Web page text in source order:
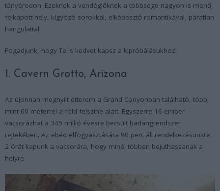
tányérodon. Ezeknek a vendéglőknek a többsége nagyon is menő,
felkapott hely, kígyózó sorokkal, elképesztő romantikával, páratlan
hangulattal.
Fogadjunk, hogy Te is kedvet kapsz a kipróbálásukhoz!
1. Cavern Grotto, Arizona
Az újonnan megnyílt étterem a Grand Canyonban található, több,
mint 60 méterrel a föld felszíne alatt. Egyszerre 16 ember
vacsorázhat a 345 millió évesre becsült barlangrendszer
rejtekében. Az ebéd elfogyasztására 90 perc áll rendelkezésünkre,
2 órát kapunk a vacsorára, hogy minél többen bejuthassanak a
helyre.